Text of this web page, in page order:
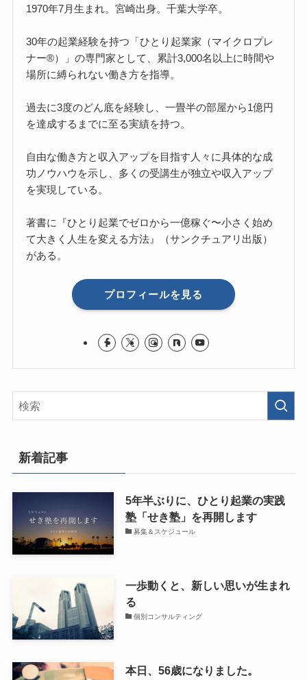
1970年7月生まれ。宮崎出身。千葉大学卒。
30年の起業経験を持つ「ひとり起業家（マイクロプレ
ナー®）」の専門家として、累計3,000名以上に時間や
場所に縛られない働き方を指導。
過去に3度のどん底を経験し、一畳半の部屋から1億円
を達成するまでに至る実績を持つ。
自由な働き方と収入アップを目指す人々に具体的な成
功ノウハウを示し、多くの受講生が独立や収入アップ
を実現している。
著書に『ひとり起業でゼロから一億稼ぐ〜小さく始め
て大きく人生を変える方法』（サンクチュアリ出版）
がある。
プロフィールを見る
新着記事
5年半ぶりに、ひとり起業の実践
塾「せき塾」を再開します
募集＆スケジュール
一歩動くと、新しい思いが生まれ
る
個別コンサルティング
本日、56歳になりました。